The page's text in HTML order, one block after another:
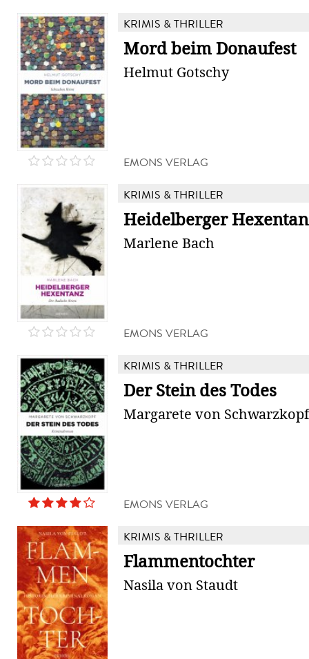
KRIMIS & THRILLER
Mord beim Donaufest
Helmut Gotschy
EMONS VERLAG
KRIMIS & THRILLER
Heidelberger
Marlene Bach
EMONS VERLAG
KRIMIS & THRILLER
Der Stein des Todes
Margarete von Schwarzkopf
EMONS VERLAG
KRIMIS & THRILLER
Flammentochter
Nasila von Staudt